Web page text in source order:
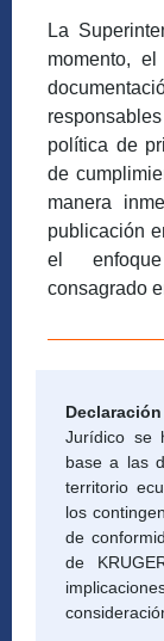
La
momento,
política de
de
manera
publicación
el
consagrado
Jurídico se
base a las
territorio
los
de
de